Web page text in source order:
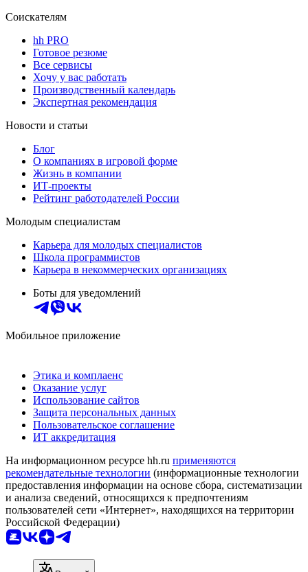
Соискателям
hh PRO
Готовое резюме
Все сервисы
Хочу у вас работать
Производственный календарь
Экспертная рекомендация
Новости и статьи
Блог
О компаниях в игровой форме
Жизнь в компании
ИТ-проекты
Рейтинг работодателей России
Молодым специалистам
Карьера для молодых специалистов
Школа программистов
Карьера в некоммерческих организациях
Боты для уведомлений
Мобильное приложение
Этика и комплаенс
Оказание услуг
Использование сайтов
Защита персональных данных
Пользовательское соглашение
ИТ аккредитация
На информационном ресурсе hh.ru применяются
рекомендательные технологии (информационные технологии
предоставления информации на основе сбора, систематизации
и анализа сведений, относящихся к предпочтениям
пользователей сети «Интернет», находящихся на территории
Российской Федерации)